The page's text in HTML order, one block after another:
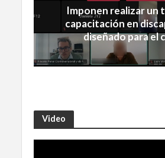
Imponen realizar un
capacitación en
diseñado para el
Video